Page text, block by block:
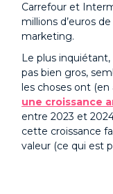
Carrefour et
millions d’euros
marketing.
Le plus
pas bien gros,
les choses ont (en
une croissance
entre 2023 et
cette croissance
valeur (ce qui est